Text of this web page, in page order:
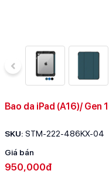
Bao da iPad (A16)/ Gen
SKU: STM-222-486KX-04
Giá bán
950,000đ